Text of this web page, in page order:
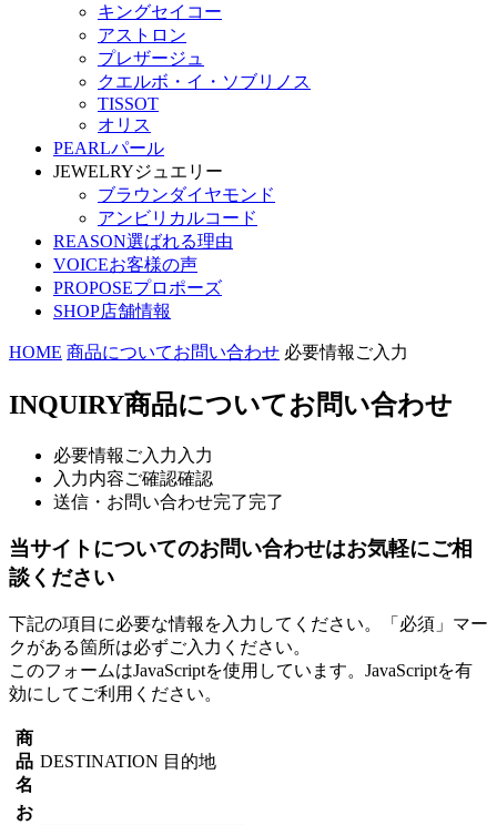
キングセイコー
アストロン
プレザージュ
クエルボ・イ・ソブリノス
TISSOT
オリス
PEARLパール
JEWELRYジュエリー
ブラウンダイヤモンド
アンビリカルコード
REASON選ばれる理由
VOICEお客様の声
PROPOSEプロポーズ
SHOP店舗情報
HOME 商品についてお問い合わせ 必要情報ご入力
INQUIRY商品についてお問い合わせ
必要情報ご入力 入力
入力内容ご確認確認
送信・お問い合わせ完了完了
当サイトについてのお問い合わせはお気軽にご相
談ください
下記の項目に必要な情報を入力してください。「必須」マー
クがある箇所は必ずご入力ください。
このフォームはJavaScriptを使用しています。JavaScriptを有
効にしてご利用ください。
商
品
名
DESTINATION 目的地
お